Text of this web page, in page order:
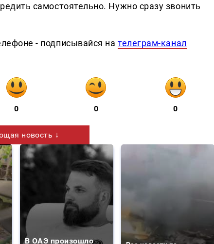
самостоятельно. Нужно сразу звонить
- подписывайся нателеграм-канал
0 0 0
новость ↓
В ОАЭ произошло